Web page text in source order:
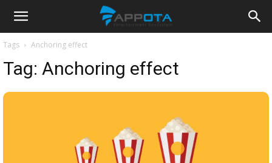
Appota
News
Tags Anchoring effect
Tag: Anchoring effect